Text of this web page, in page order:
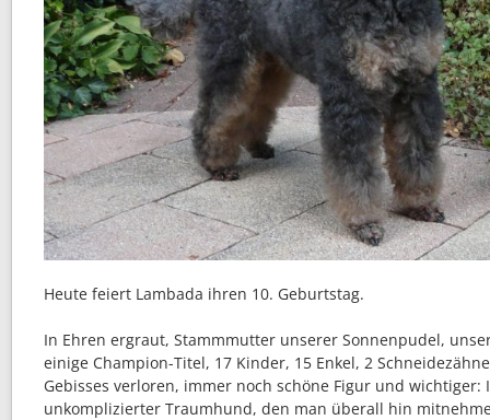
Heute feiert Lambada ihren 10. Geburtstag.
In Ehren ergraut, Stammmutter unserer Sonnenpudel,
einige Champion-Titel, 17 Kinder, 15 Enkel, 2
Gebisses verloren, immer noch schöne Figur und wichtiger:
unkomplizierter Traumhund, den man überall hin